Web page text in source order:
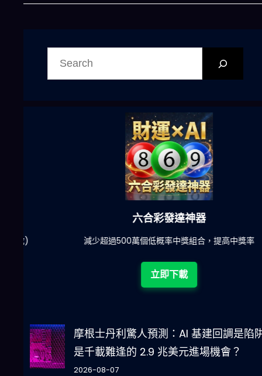
六合彩發達神器
減少超過500萬個低概率中獎組合，提高中獎率
立即下載
摩根士丹利驚人預測：AI 基建回調是陷
是千載難逢的 2.9 兆美元進場機會？
2026-08-07